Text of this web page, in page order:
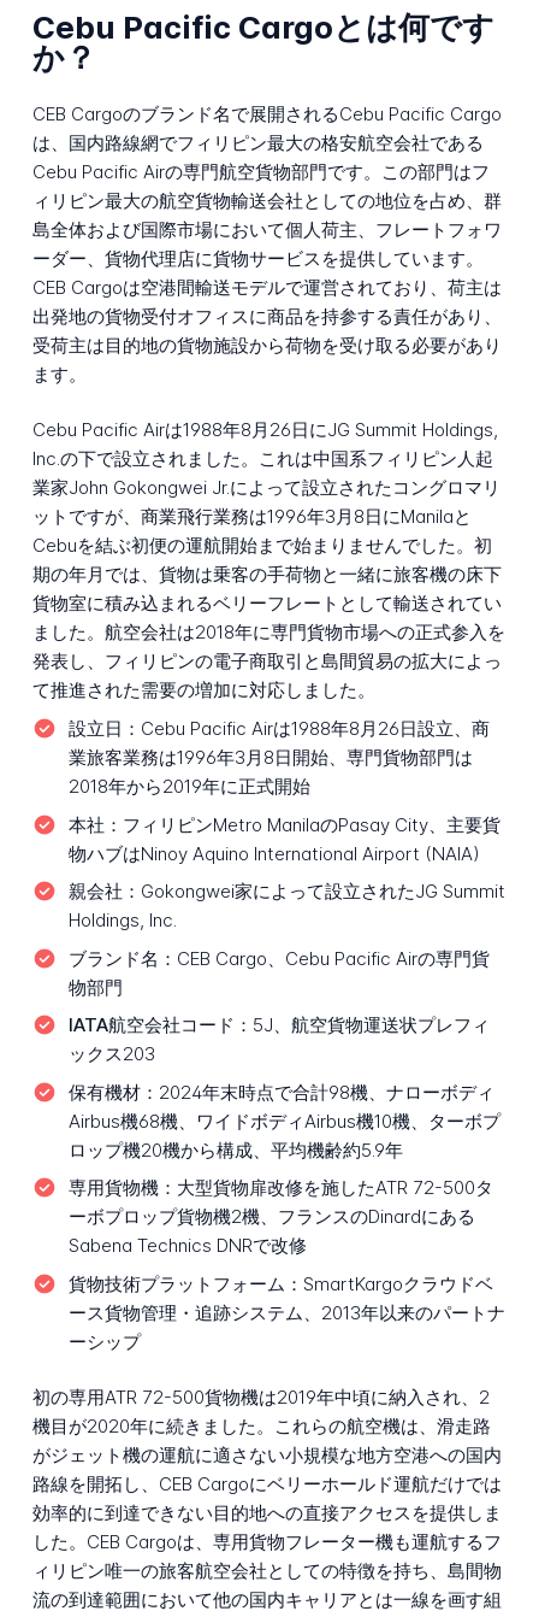
Cebu Pacific Cargoとは何です
か？
CEB Cargoのブランド名で展開されるCebu Pacific Cargo
は、国内路線網でフィリピン最大の格安航空会社である
Cebu Pacific Airの専門航空貨物部門です。この部門はフ
ィリピン最大の航空貨物輸送会社としての地位を占め、群
島全体および国際市場において個人荷主、フレートフォワ
ーダー、貨物代理店に貨物サービスを提供しています。
CEB Cargoは空港間輸送モデルで運営されており、荷主は
出発地の貨物受付オフィスに商品を持参する責任があり、
受荷主は目的地の貨物施設から荷物を受け取る必要があり
ます。
Cebu Pacific Airは1988年8月26日にJG Summit Holdings,
Inc.の下で設立されました。これは中国系フィリピン人起
業家John Gokongwei Jr.によって設立されたコングロマリ
ットですが、商業飛行業務は1996年3月8日にManilaと
Cebuを結ぶ初便の運航開始まで始まりませんでした。初
期の年月では、貨物は乗客の手荷物と一緒に旅客機の床下
貨物室に積み込まれるベリーフレートとして輸送されてい
ました。航空会社は2018年に専門貨物市場への正式参入を
発表し、フィリピンの電子商取引と島間貿易の拡大によっ
て推進された需要の増加に対応しました。
設立日： Cebu Pacific Airは1988年8月26日設立、商
業旅客業務は1996年3月8日開始、専門貨物部門は
2018年から2019年に正式開始
本社： フィリピンMetro ManilaのPasay City、主要貨
物ハブはNinoy Aquino International Airport (NAIA)
親会社： Gokongwei家によって設立されたJG Summit
Holdings, Inc.
ブランド名： CEB Cargo、Cebu Pacific Airの専門貨
物部門
IATA航空会社コード： 5J、航空貨物運送状プレフィ
ックス203
保有機材： 2024年末時点で合計98機、ナローボディ
Airbus機68機、ワイドボディAirbus機10機、ターボプ
ロップ機20機から構成、平均機齢約5.9年
専用貨物機： 大型貨物扉改修を施したATR 72-500タ
ーボプロップ貨物機2機、フランスのDinardにある
Sabena Technics DNRで改修
貨物技術プラットフォーム： SmartKargoクラウドベ
ース貨物管理・追跡システム、2013年以来のパートナ
ーシップ
初の専用ATR 72-500貨物機は2019年中頃に納入され、2
機目が2020年に続きました。これらの航空機は、滑走路
がジェット機の運航に適さない小規模な地方空港への国内
路線を開拓し、CEB Cargoにベリーホールド運航だけでは
効率的に到達できない目的地への直接アクセスを提供しま
した。CEB Cargoは、専用貨物フレーター機も運航するフ
ィリピン唯一の旅客航空会社としての特徴を持ち、島間物
流の到達範囲において他の国内キャリアとは一線を画す組